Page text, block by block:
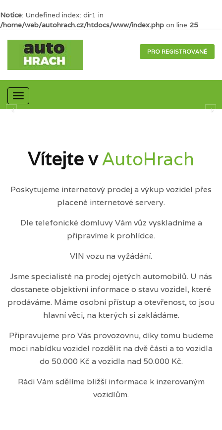
Notice: Undefined index: dir1 in
/home/web/autohrach.cz/htdocs/www/index.php on line 25
PRO REGISTROVANÉ
Mobilní
navigace
Vítejte vAutoHrach
Poskytujeme internetový prodej a výkup vozidel přes
placené internetové servery.
Dle telefonické domluvy Vám vůz vyskladníme a
připravíme k prohlídce.
VIN vozu na vyžádání.
Jsme specialisté na prodej ojetých automobilů. U nás
dostanete objektivní informace o stavu vozidel, které
prodáváme. Máme osobní přístup a otevřenost, to jsou
hlavní věci, na kterých si zakládáme.
Připravujeme pro Vás provozovnu, díky tomu budeme
moci nabídku vozidel rozdělit na dvě části a to vozidla
do 50.000 Kč a vozidla nad 50.000 Kč.
Rádi Vám sdělíme bližší informace k inzerovaným
vozidlům.